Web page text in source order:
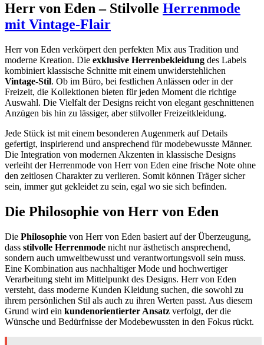
Herr von Eden – Stilvolle Herrenmode
mit Vintage-Flair
Herr von Eden verkörpert den perfekten Mix aus Tradition und
moderne Kreation. Die exklusive Herrenbekleidung des Labels
kombiniert klassische Schnitte mit einem unwiderstehlichen
Vintage-Stil. Ob im Büro, bei festlichen Anlässen oder in der
Freizeit, die Kollektionen bieten für jeden Moment die richtige
Auswahl. Die Vielfalt der Designs reicht von elegant geschnittenen
Anzügen bis hin zu lässiger, aber stilvoller Freizeitkleidung.
Jede Stück ist mit einem besonderen Augenmerk auf Details
gefertigt, inspirierend und ansprechend für modebewusste Männer.
Die Integration von modernen Akzenten in klassische Designs
verleiht der Herrenmode von Herr von Eden eine frische Note ohne
den zeitlosen Charakter zu verlieren. Somit können Träger sicher
sein, immer gut gekleidet zu sein, egal wo sie sich befinden.
Die Philosophie von Herr von Eden
Die Philosophie von Herr von Eden basiert auf der Überzeugung,
dass stilvolle Herrenmode nicht nur ästhetisch ansprechend,
sondern auch umweltbewusst und verantwortungsvoll sein muss.
Eine Kombination aus nachhaltiger Mode und hochwertiger
Verarbeitung steht im Mittelpunkt des Designs. Herr von Eden
versteht, dass moderne Kunden Kleidung suchen, die sowohl zu
ihrem persönlichen Stil als auch zu ihren Werten passt. Aus diesem
Grund wird ein kundenorientierter Ansatz verfolgt, der die
Wünsche und Bedürfnisse der Modebewussten in den Fokus rückt.